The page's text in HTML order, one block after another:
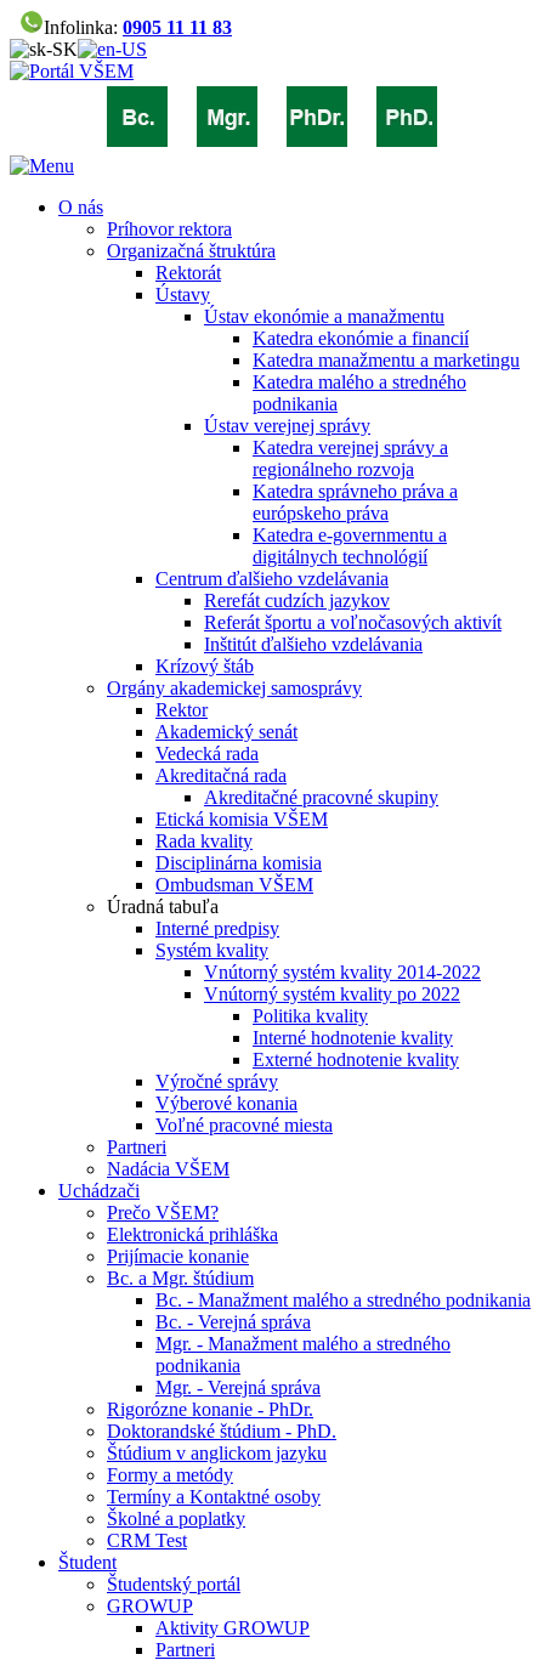
Infolinka: 0905 11 11 83
O nás
Príhovor rektora
Organizačná štruktúra
Rektorát
Ústavy
Ústav ekonómie a manažmentu
Katedra ekonómie a financií
Katedra manažmentu a marketingu
Katedra malého a stredného
podnikania
Ústav verejnej správy
Katedra verejnej správy a
regionálneho rozvoja
Katedra správneho práva a
európskeho práva
Katedra e-governmentu a
digitálnych technológií
Centrum ďalšieho vzdelávania
Rerefát cudzích jazykov
Referát športu a voľnočasových aktivít
Inštitút ďalšieho vzdelávania
Krízový štáb
Orgány akademickej samosprávy
Rektor
Akademický senát
Vedecká rada
Akreditačná rada
Akreditačné pracovné skupiny
Etická komisia VŠEM
Rada kvality
Disciplinárna komisia
Ombudsman VŠEM
Úradná tabuľa
Interné predpisy
Systém kvality
Vnútorný systém kvality 2014-2022
Vnútorný systém kvality po 2022
Politika kvality
Interné hodnotenie kvality
Externé hodnotenie kvality
Výročné správy
Výberové konania
Voľné pracovné miesta
Partneri
Nadácia VŠEM
Uchádzači
Prečo VŠEM?
Elektronická prihláška
Prijímacie konanie
Bc. a Mgr. štúdium
Bc. - Manažment malého a stredného podnikania
Bc. - Verejná správa
Mgr. - Manažment malého a stredného
podnikania
Mgr. - Verejná správa
Rigorózne konanie - PhDr.
Doktorandské štúdium - PhD.
Štúdium v anglickom jazyku
Formy a metódy
Termíny a Kontaktné osoby
Školné a poplatky
CRM Test
Študent
Študentský portál
GROWUP
Aktivity GROWUP
Partneri